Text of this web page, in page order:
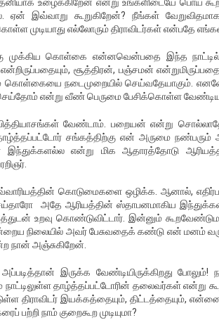
இவ்வாறு கூறுகிறேன்? நீங்கள்
முடியாது எல்லோரும் திராவிடர்கள் என்பதே
முக்கிய கொள்கை என்னவென்பதை இந்த
சூத்திரன், பஞ்சமன்
நடைமுறையில் செய்வதேயாகும். எனவே,
என்று வீண் பெருமை பேசிக்கொள்ள வேண்டிய
வித்தியாசங்கள் வேண்டாம். பறையன் என்று
சங்கத்திற்கு என் அருமை நண்பரும்
இந்துக்களல்ல என்று மிக ஆதாரத்தோடு
கொடுமைகளை ஒழிக்க. ஆனால்,
அதே ஆரியத்தின் ஸ்தாபனமாகிய
உறவு கொண்டுவிட்டார். இன்னும்
நிலையில் அவர் பேசுவதைக் கண்டு என் மனம்
நான் அஞ்சுகிறேன்.
இருக்க வேண்டியிருக்கிறது
தாழ்த்தப்பட்டோரின் தலைவர்கள் என்று
திராவிடர் இயக்கத்தையும், திட்டத்தையும்,
பற்றி நாம் குறைகூற முடியுமா?